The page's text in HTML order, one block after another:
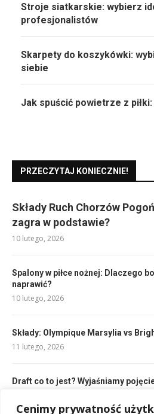
Cenimy prywatność
Stroje siatkarskie: wybierz
profesjonalistów
Skarpety do koszykówki:
siebie
Jak spuścić powietrze z
PRZECZYTAJ KONIECZNIE!
Składy Ruch Chorzów
zagra w podstawie?
10 lutego, 2026
Spalony w piłce nożnej: Dlaczego
naprawić?
10 lutego, 2026
Składy: Olympique Marsylia vs
11 lutego, 2026
Draft co to jest? Wyjaśniamy